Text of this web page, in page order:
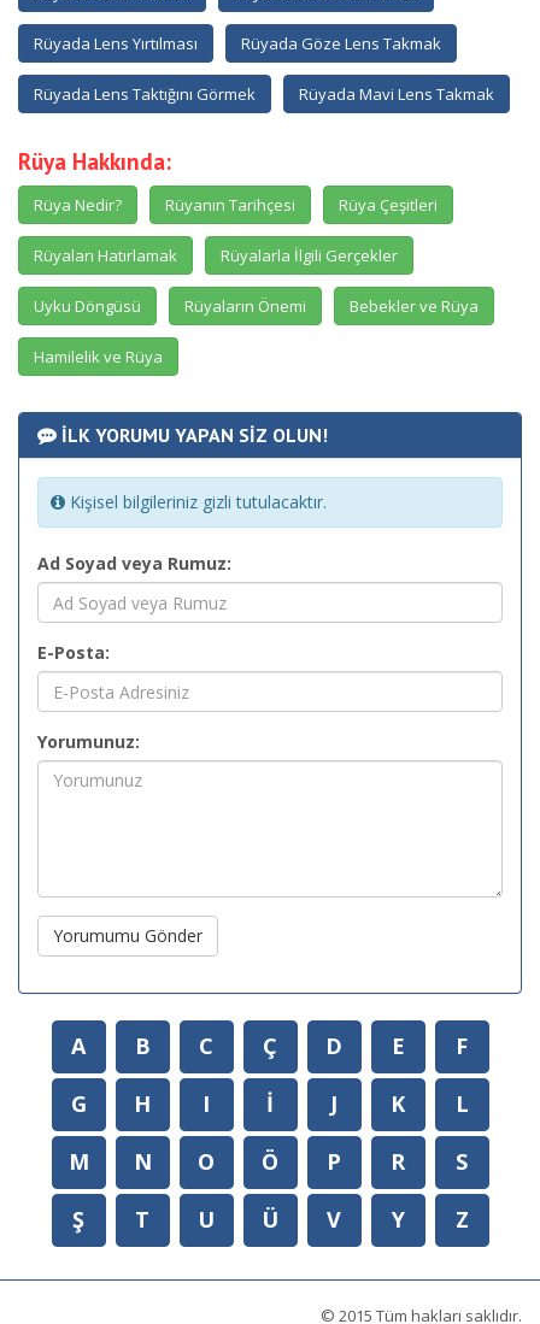
Rüyada Lens Yırtılması Rüyada Göze Lens Takmak
Rüyada Lens Taktığını Görmek Rüyada Mavi Lens Takmak
Rüya Hakkında:
Rüya Nedir? Rüyanın Tarihçesi Rüya Çeşitleri
Rüyaları Hatırlamak Rüyalarla İlgili Gerçekler
Uyku Döngüsü Rüyaların Önemi Bebekler ve Rüya
Hamilelik ve Rüya
İLK YORUMU YAPAN SİZ OLUN!
Kişisel bilgileriniz gizli tutulacaktır.
Ad Soyad veya Rumuz:
E-Posta:
Yorumunuz:
Yorumumu Gönder
A B C Ç D E
F
G
H I İ J K
L
M
N O Ö P R
S
Ş
T U Ü V Y Z
© 2015 Tüm hakları saklıdır.